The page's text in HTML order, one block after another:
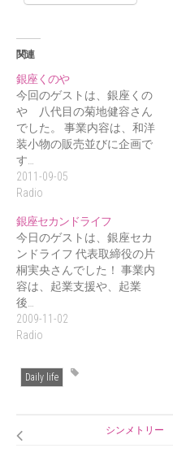
関連
銀座くのや
今回のゲストは、銀座くの
や 八代目の菊地健容さん
でした。 事業内容は、和洋
装小物の販売並びに企画で
す…
2011-09-05
Radio
銀座セカンドライフ
今日のゲストは、銀座セカ
ンドライフ 代表取締役の片
桐実央さんでした！ 事業内
容は、起業支援や、起業
後…
2009-11-02
Radio
Daily life
シンメトリー